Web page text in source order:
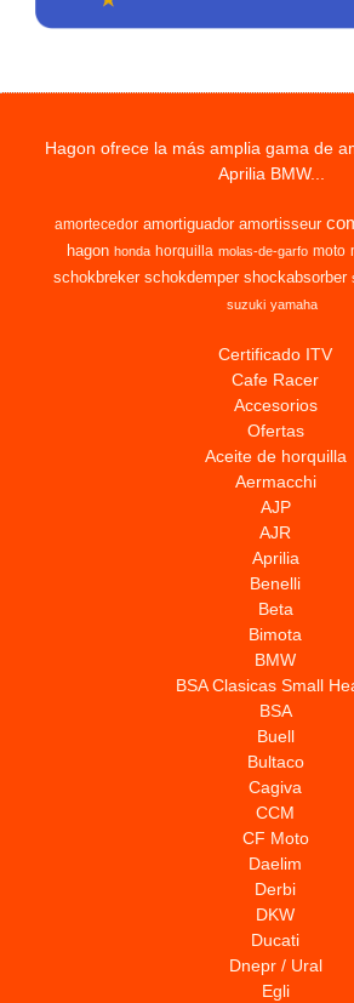
Hagon ofrece la más amplia gama de
Aprilia BMW...
amortecedor amortiguador amortisseur
hagon honda horquilla molas-de-garfo moto
schokbreker schokdemper shockabsorber
suzuki yamaha
Certificado ITV
Cafe Racer
Accesorios
Ofertas
Aceite de horquilla
Aermacchi
AJP
AJR
Aprilia
Benelli
Beta
Bimota
BMW
BSA Clasicas Small
BSA
Buell
Bultaco
Cagiva
CCM
CF Moto
Daelim
Derbi
DKW
Ducati
Dnepr / Ural
Egli